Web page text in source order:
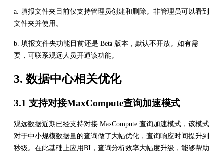
a. 填报文件夹目前仅支持管理员创建和删除。非管理员可以看到
文件夹并使用。
b. 填报文件夹功能目前还是 Beta 版本，默认不开放。如有需
要，可联系观远人员开通该功能。
3. 数据中心相关优化
3.1 支持对接MaxCompute查询加速模式
观远数据近期已经支持对接 MaxCompute 查询加速模式，该模式
对于中小规模数据量的查询做了大幅优化，查询响应时间提升到
秒级。在此基础上应用BI，查询分析效率大幅度升级，能够帮助